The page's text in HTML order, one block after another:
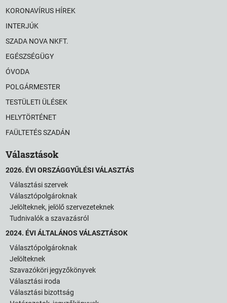
KORONAVÍRUS HÍREK
INTERJÚK
SZADA NOVA NKFT.
EGÉSZSÉGÜGY
ÓVODA
POLGÁRMESTER
TESTÜLETI ÜLÉSEK
HELYTÖRTÉNET
FAÜLTETÉS SZADÁN
Választások
2026. ÉVI ORSZÁGGYŰLÉSI VÁLASZTÁS
Választási szervek
Választópolgároknak
Jelölteknek, jelölő szervezeteknek
Tudnivalók a szavazásról
2024. ÉVI ÁLTALÁNOS VÁLASZTÁSOK
Választópolgároknak
Jelölteknek
Szavazóköri jegyzőkönyvek
Választási iroda
Választási bizottság